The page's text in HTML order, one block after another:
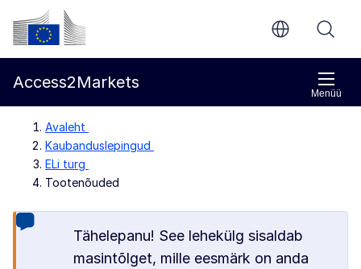
Põhisisu juurde
Euroopa Komisjon
Menüü
Access2Markets
Avaleht
Kaubanduslepingud
ELi turg
Tootenõuded
Tähelepanu! See lehekülg sisaldab
masintõlget, mille eesmärk on anda